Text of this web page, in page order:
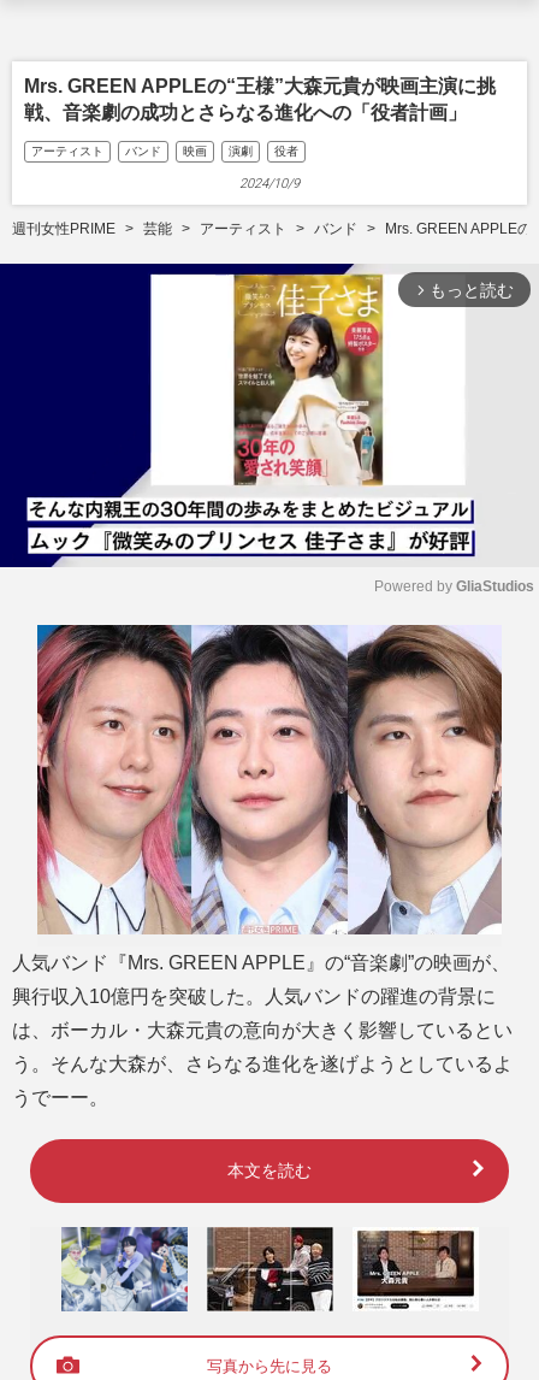
Mrs. GREEN APPLEの“王様”大森元貴が映画主演に挑
戦、音楽劇の成功とさらなる進化への「役者計画」
アーティスト バンド 映画 演劇 役者
2024/10/9
週刊女性PRIME 芸能 アーティスト バンド Mrs. GREEN APPLE
arrow_forward_ios もっと読む
M
u
t
e
Powered by GliaStudios
人気バンド『Mrs. GREEN APPLE』の“音楽劇”の映画が、
興行収入10億円を突破した。人気バンドの躍進の背景に
は、ボーカル・大森元貴の意向が大きく影響しているとい
う。そんな大森が、さらなる進化を遂げようとしているよ
うでーー。
本文を読む
写真から先に見る